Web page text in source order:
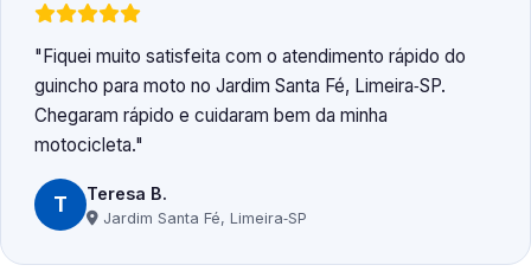
Fiquei muito satisfeita com o atendimento rápido do
guincho para moto no Jardim Santa Fé, Limeira‑SP.
Chegaram rápido e cuidaram bem da minha
motocicleta.
T Teresa B.
Jardim Santa Fé, Limeira‑SP